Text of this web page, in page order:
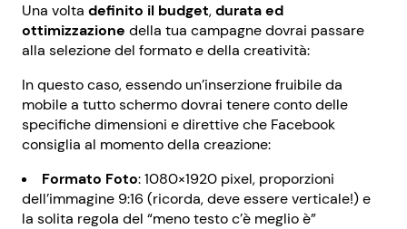
Una volta definito il budget,durata ed
ottimizzazione della tua campagne dovrai passare
alla selezione del formato e della creatività:
In questo caso, essendo un’inserzione fruibile da
mobile a tutto schermo dovrai tenere conto delle
specifiche dimensioni e direttive che Facebook
consiglia al momento della creazione:
Formato Foto: 1080×1920 pixel, proporzioni
dell’immagine 9:16 (ricorda, deve essere verticale!) e
la solita regola del “meno testo c’è meglio è”